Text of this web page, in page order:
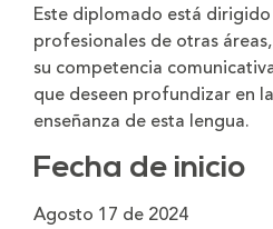
Este diplomado está
profesionales de otras
su competencia
que deseen profundizar en
enseñanza de esta lengua.
Fecha de inicio
Agosto 17 de 2024